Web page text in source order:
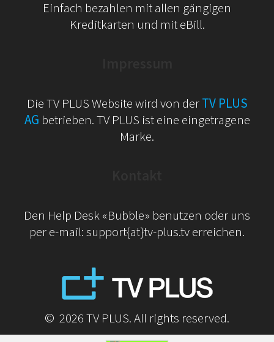
Einfach bezahlen mit allen gängigen
Kreditkarten und mit eBill.
Die TV PLUS Website wird von derTV PLUS
AG betrieben. TV PLUS ist eine eingetragene
Marke.
Den Help Desk «Bubble» benutzen oder uns
per e-mail: support{at}tv-plus.tv erreichen.
© 2026 TV PLUS. All rights reserved.